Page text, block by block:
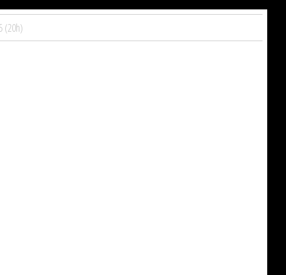
(20h)